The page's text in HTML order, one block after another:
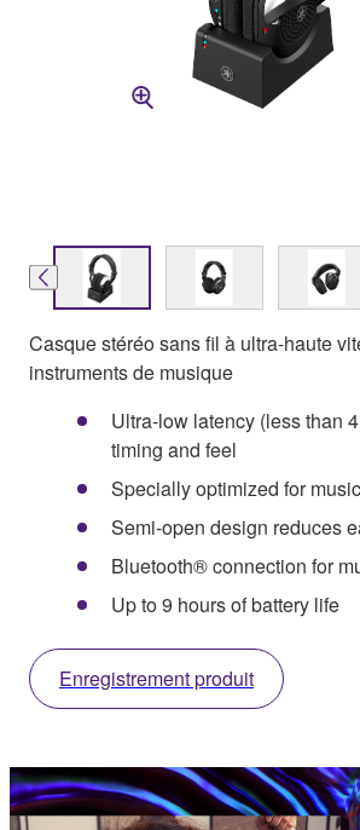
Casque stéréo sans fil à ultra-haute
instruments de musique
Ultra-low latency (less than
timing and feel
Specially optimized for
Semi-open design reduces
Bluetooth® connection for
Up to 9 hours of battery life
Enregistrement produit